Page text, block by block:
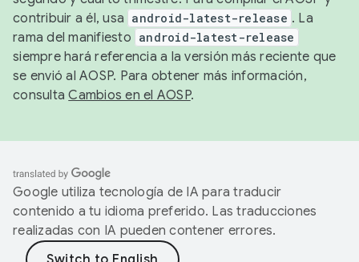
contribuir a él, usa android-latest-release . La
rama del manifiesto android-latest-release
siempre hará referencia a la versión más reciente que
se envió al AOSP. Para obtener más información,
consultaCambios en el AOSP.
Google utiliza tecnología de IA para traducir
contenido a tu idioma preferido. Las traducciones
realizadas con IA pueden contener errores.